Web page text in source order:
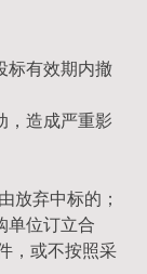
标有效期内撤
，造成严重影
放弃中标的；
单位订立合
，或不按照采